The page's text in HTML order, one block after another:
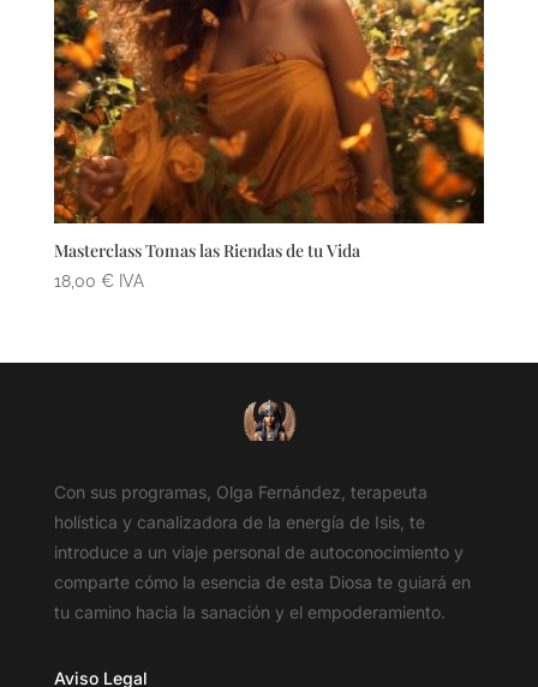
Masterclass Tomas las Riendas de tu Vida
18,00 € IVA
Con sus programas, Olga Fernández, terapeuta
holística y canalizadora de la energía de Isis, te
introduce a un viaje personal de autoconocimiento y
comparte cómo la esencia de esta Diosa te guiará en
tu camino hacia la sanación y el empoderamiento.
Aviso Legal